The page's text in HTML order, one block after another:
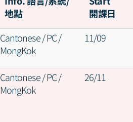
地點
開課日
Cantonese / PC /
MongKok
11/09
Cantonese / PC /
MongKok
26/11